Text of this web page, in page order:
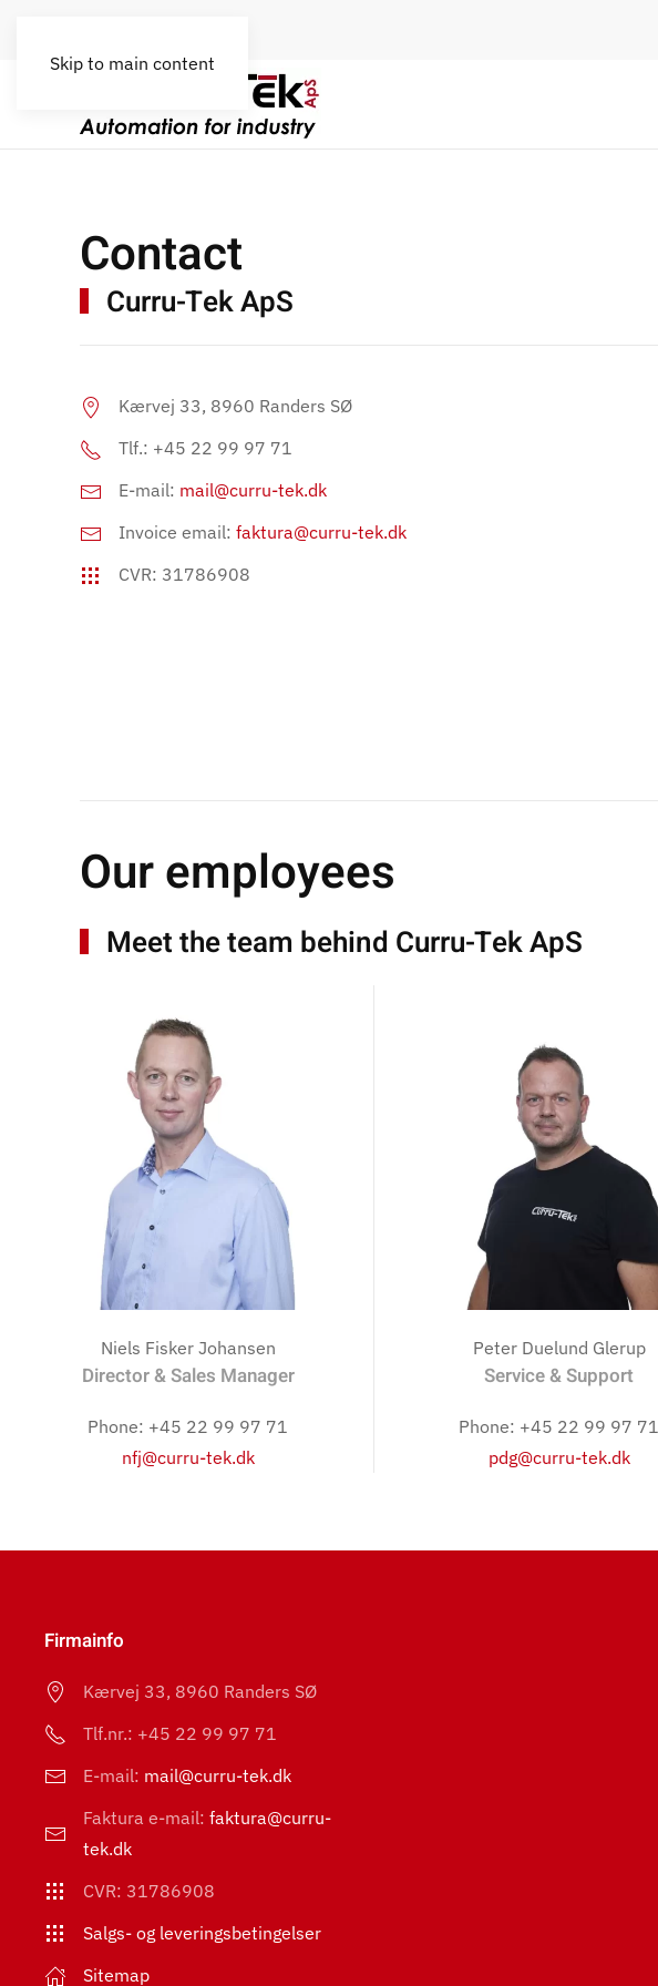
Skip to main content
Contact
Curru-Tek ApS
Kærvej 33, 8960 Randers SØ
Tlf.: +45 22 99 97 71
E-mail: mail@curru-tek.dk
Invoice email: faktura@curru-tek.dk
CVR: 31786908
Our employees
Meet the team behind Curru-Tek ApS
Niels Fisker Johansen
Director & Sales Manager
Phone: +45 22 99 97 71
nfj@curru-tek.dk
Peter Duelund Glerup
Service & Support
Phone: +45 22 99 97 71
pdg@curru-tek.dk
Firmainfo
Kærvej 33, 8960 Randers SØ
Tlf.nr.: +45 22 99 97 71
E-mail: mail@curru-tek.dk
Faktura e-mail: faktura@curru-
tek.dk
CVR: 31786908
Salgs- og leveringsbetingelser
Sitemap